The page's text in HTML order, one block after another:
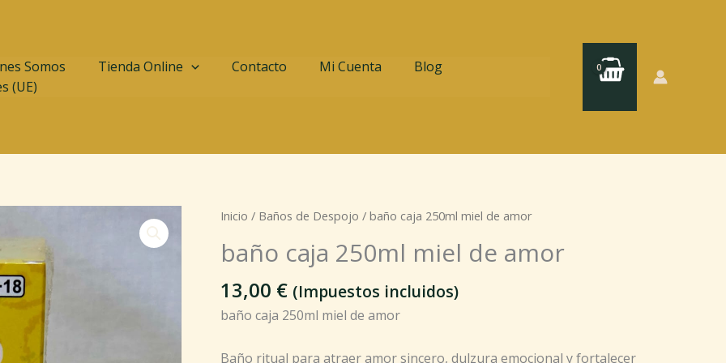
Somos Tienda Online Contacto Mi Cuenta
Blog
(UE)
Inicio / Baños de Despojo / baño caja 250ml miel de amor
baño caja 250ml miel de amor
13,00 € (Impuestos incluidos)
baño caja 250ml miel de amor
Baño ritual para atraer amor sincero, dulzura emocional y fortalecer
baño
250ml
de
amor